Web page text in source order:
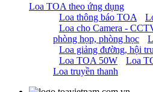
Loa TOA theo ứng dụng
Loa thông báo TOA
Loa cho Camera -
phòng họp, phòng học
Loa giảng đường, hội
Loa TOA 50W
Loa
Loa truyền thanh